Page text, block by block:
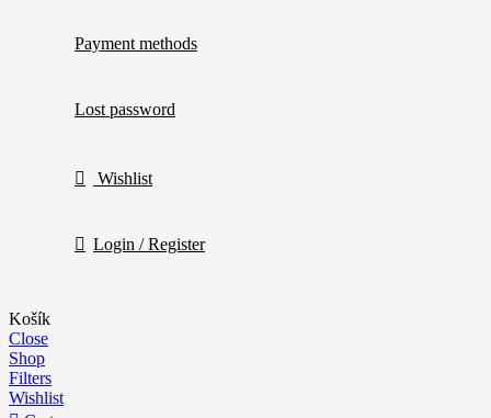
Payment methods
Lost password
Wishlist
Login / Register
Košík
Close
Shop
Filters
Wishlist